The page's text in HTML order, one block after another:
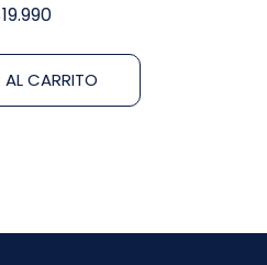
19.990
AL CARRITO